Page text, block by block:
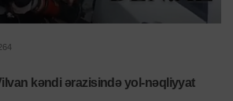
kəndi ərazisində yol-nəqliyyat